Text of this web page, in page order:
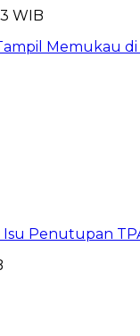
WIB
Memukau
Penutupan